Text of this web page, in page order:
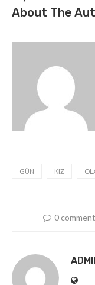
About The
GÜN KIZ
0